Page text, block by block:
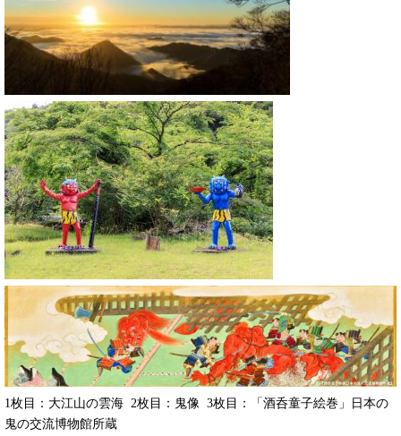
1枚目：大江山の雲海 2枚目：鬼像 3枚目：「酒呑童子絵巻」日本の
鬼の交流博物館所蔵